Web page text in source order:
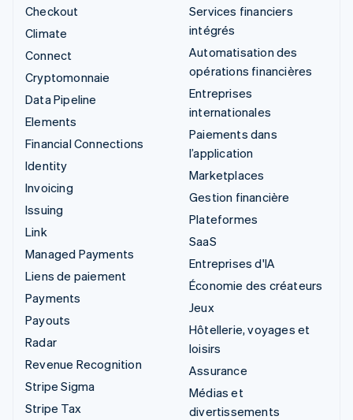
Checkout
Climate
Connect
Cryptomonnaie
Data Pipeline
Elements
Financial Connections
Identity
Invoicing
Issuing
Link
Managed Payments
Liens de paiement
Payments
Payouts
Radar
Revenue Recognition
Stripe Sigma
Stripe Tax
Services financiers
intégrés
Automatisation des
opérations financières
Entreprises
internationales
Paiements dans
l’application
Marketplaces
Gestion financière
Plateformes
SaaS
Entreprises d'IA
Économie des créateurs
Jeux
Hôtellerie, voyages et
loisirs
Assurance
Médias et
divertissements